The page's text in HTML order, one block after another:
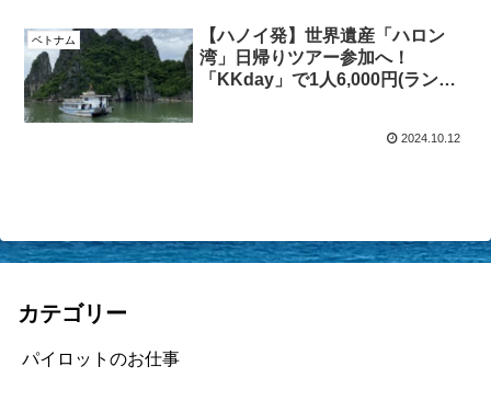
ベトナム
【ハノイ発】世界遺産「ハロン
湾」日帰りツアー参加へ！
「KKday」で1人6,000円(ランチ
2024.10.12
カテゴリー
パイロットのお仕事